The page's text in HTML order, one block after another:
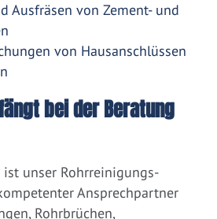
Ausfräsen von Zement- und
von Hausanschlüssen
bei der Beratung
unser Rohrreinigungs-
Ansprechpartner
Rohrbrüchen,